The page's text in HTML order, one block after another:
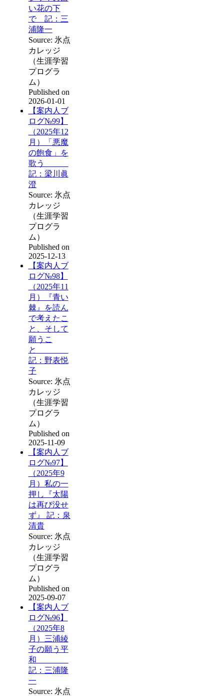
い花の下
で 記：三
浦隆一
Source: 氷点
カレッジ
（生涯学習
プログラ
ム）
Published on
2026-01-01
【案内人ブ
ログ№99】
（2025年12
月）「悪魔
の飽食」を
歌う
記：梁川眞
澄
Source: 氷点
カレッジ
（生涯学習
プログラ
ム）
Published on
2025-12-13
【案内人ブ
ログ№98】
（2025年11
月）『青い
棘』を読ん
で考えたこ
と、そして
願うこ
と
記：野表悦
子
Source: 氷点
カレッジ
（生涯学習
プログラ
ム）
Published on
2025-11-09
【案内人ブ
ログ№97】
（2025年9
月）私の一
押し『太陽
は再び没せ
ず』 記：泉
清貴
Source: 氷点
カレッジ
（生涯学習
プログラ
ム）
Published on
2025-09-07
【案内人ブ
ログ№96】
（2025年8
月）三浦綾
子の願う平
和
記：三浦隆
一
Source: 氷点